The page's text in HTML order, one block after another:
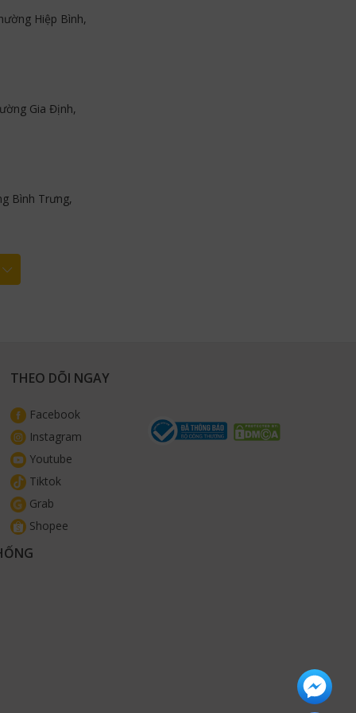
Hiệp Bình,
Gia Định,
Bình Trưng,
THEO DÕI NGAY
Facebook
Instagram
Youtube
Tiktok
Grab
Shopee